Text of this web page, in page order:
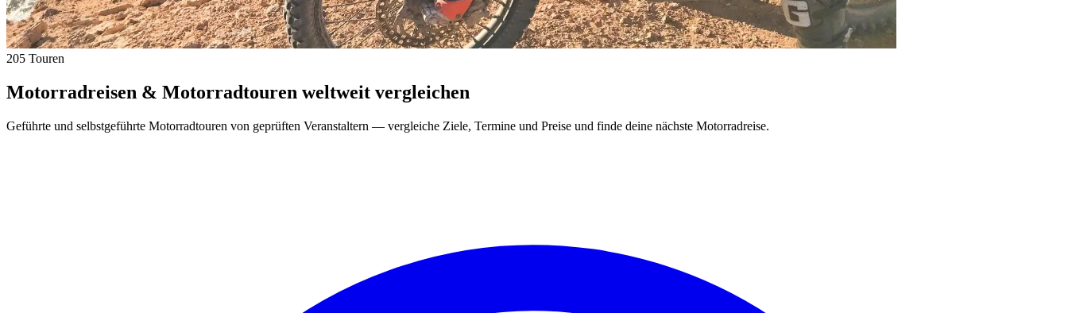
205 Touren
Motorradreisen & Motorradtouren weltweit vergleichen
Geführte und selbstgeführte Motorradtouren von geprüften Veranstaltern — vergleiche Ziele, Termine und Preise und finde deine nächste Motorradreise.